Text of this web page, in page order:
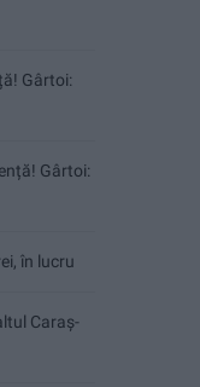
Gârtoi:
Gârtoi:
în lucru
Caraș-